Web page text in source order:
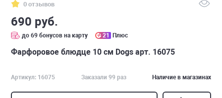
0 отзывов
690 руб.
до 69 бонусов на карту 21 Плюс
Фарфоровое блюдце 10 см Dogs арт. 16075
Артикул: 16075 Заказали 99 раз Наличие в магазинах